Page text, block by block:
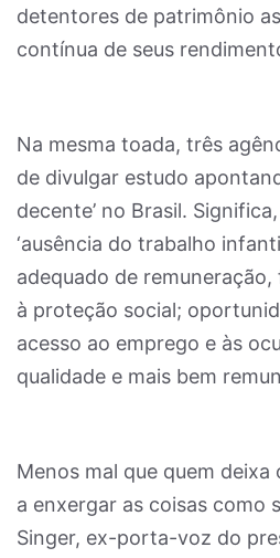
detentores de patrimônio
contínua de seus
Na mesma toada, três
de divulgar estudo
decente’ no Brasil.
‘ausência do trabalho
adequado de
à proteção social;
acesso ao emprego e às
qualidade e mais bem
Menos mal que quem deixa
a enxergar as coisas como
Singer, ex-porta-voz do